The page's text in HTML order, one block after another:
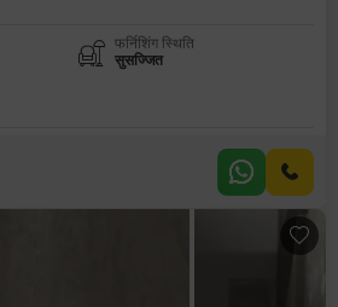
फर्निशिंग स्थिति
सुसज्जित